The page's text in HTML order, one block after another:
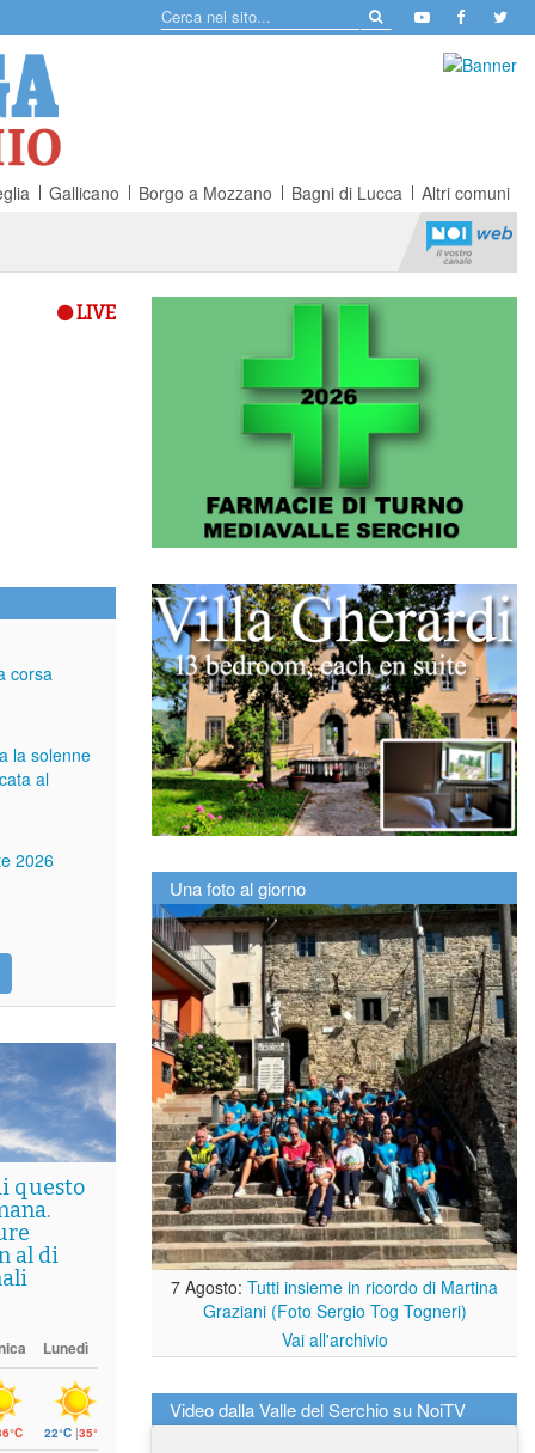
Gallicano Borgo a Mozzano Bagni di Lucca Altri comuni
LIVE
corsa
la solenne
al
2026
questo
al di
Lunedì
22°C |35°C
Una foto al giorno
7 Agosto: Tutti insieme in ricordo di Martina
Graziani (Foto Sergio Tog Togneri)
Vai all'archivio
Video dalla Valle del Serchio su NoiTV